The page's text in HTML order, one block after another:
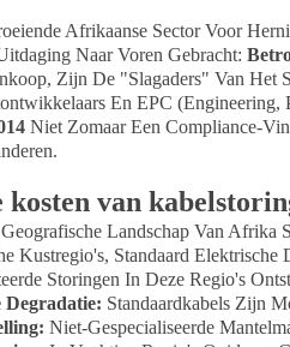
Afrikaanse Sector Voor
Naar Voren Gebracht:
Zijn De "slagaders" Van Het
En EPC
Niet Zomaar Een Compliance-
kosten van
Landschap Van Afrika
Kustregio's, Standaard
Storingen In Deze Regio's
Degradatie: Standaardkabels Zijn
Niet-Gespecialiseerde